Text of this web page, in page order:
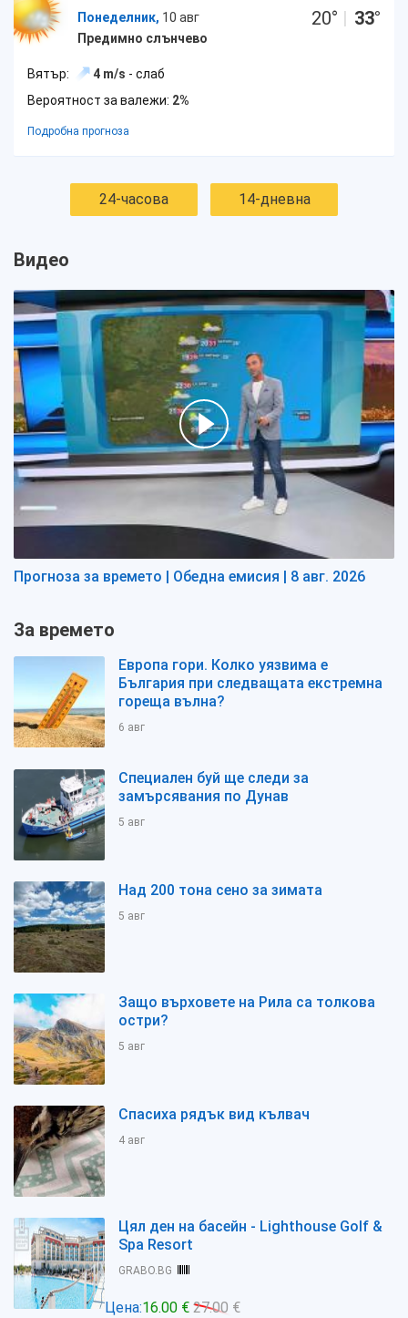
Понеделник, 10 авг
Предимно слънчево
20° | 33°
Вятър: 4 m/s - слаб
Вероятност за валежи: 2%
Подробна прогноза
24-часова 14-дневна
Видео
Прогноза за времето | Обедна емисия | 8 авг. 2026
За времето
Европа гори. Колко уязвима е
България при следващата екстремна
гореща вълна?
6 авг
Специален буй ще следи за
замърсявания по Дунав
5 авг
Над 200 тона сено за зимата
5 авг
Защо върховете на Рила са толкова
остри?
5 авг
Спасиха рядък вид кълвач
4 авг
Цял ден на басейн - Lighthouse Golf &
Spa Resort
GRABO.BG
Цена:16.00 € 27.00 €